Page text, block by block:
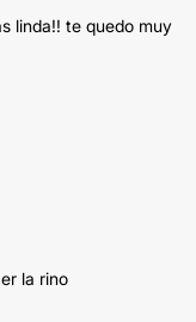
linda!! te quedo muy
la rino